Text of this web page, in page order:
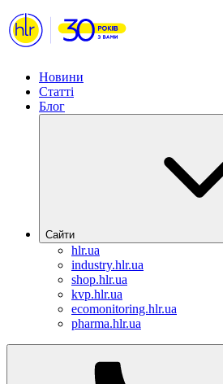
Новини
Статті
Блог
Сайти
hlr.ua
industry.hlr.ua
shop.hlr.ua
kvp.hlr.ua
ecomonitoring.hlr.ua
pharma.hlr.ua